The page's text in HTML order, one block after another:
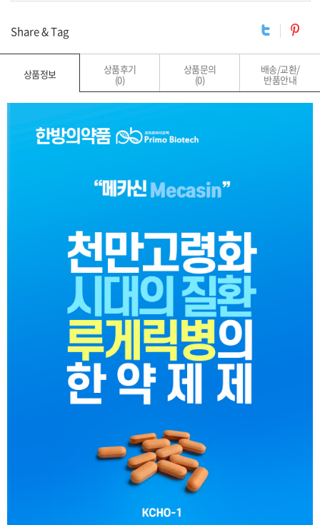
Share & Tag
상품정보 상품후기
(0)
상품문의
(0)
배송/교환/
반품안내